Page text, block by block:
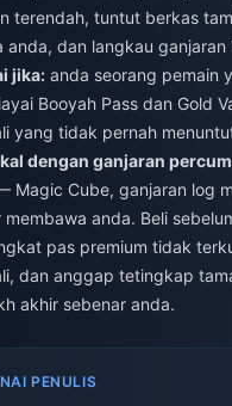
terendah, tuntut berkas
anda, dan langkau ganjaran
jika: anda seorang pemain
Booyah Pass dan Gold
yang tidak pernah
dengan ganjaran
Magic Cube, ganjaran log
membawa anda. Beli
pas premium tidak
dan anggap tetingkap
akhir sebenar anda.
PENULIS